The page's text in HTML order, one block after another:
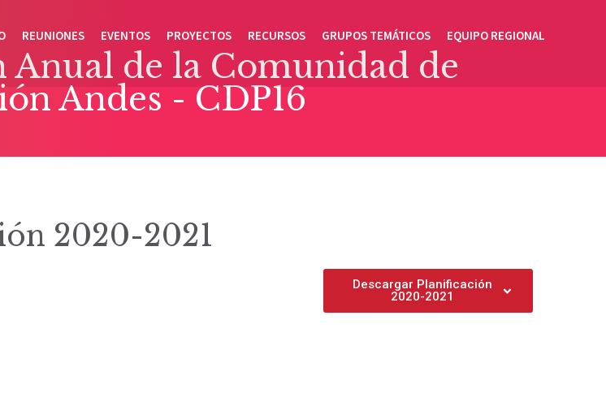
REUNIONES EVENTOS PROYECTOS RECURSOS GRUPOS TEMÁTICOS EQUIPO REGIONAL
de la Comunidad de
Andes - CDP16
2020-2021
Descargar Planificación
2020-2021